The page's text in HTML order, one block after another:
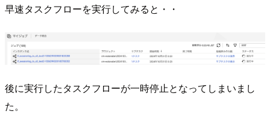
早速タスクフローを実行してみると・・
後に実行したタスクフローが一時停止となってしまいまし
た。